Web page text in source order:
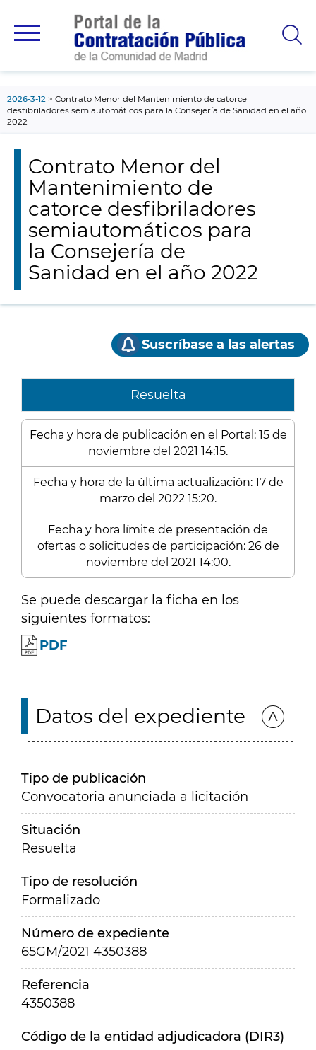
principal
2026-3-12
Contrato Menor del Mantenimiento de catorce
desfibriladores semiautomáticos para la Consejería de Sanidad en el año
2022
Contrato Menor del
Mantenimiento de
catorce desfibriladores
semiautomáticos para
la Consejería de
Sanidad en el año 2022
Suscríbase a las alertas
Resuelta
Fecha y hora de publicación en el Portal: 15 de
noviembre del 2021 14:15.
Fecha y hora de la última actualización: 17 de
marzo del 2022 15:20.
Fecha y hora límite de presentación de
ofertas o solicitudes de participación: 26 de
noviembre del 2021 14:00.
Se puede descargar la ficha en los
siguientes formatos:
PDF
Datos del expediente
Tipo de publicación
Convocatoria anunciada a licitación
Situación
Resuelta
Tipo de resolución
Formalizado
Número de expediente
65GM/2021 4350388
Referencia
4350388
Código de la entidad adjudicadora (DIR3)